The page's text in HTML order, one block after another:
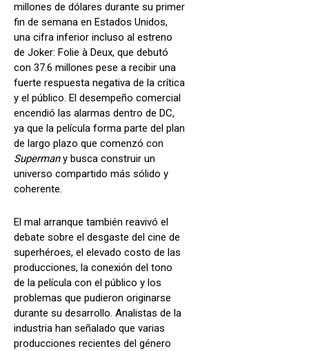
millones de dólares durante su primer
fin de semana en Estados Unidos,
una cifra inferior incluso al estreno
de Joker: Folie à Deux, que debutó
con 37.6 millones pese a recibir una
fuerte respuesta negativa de la crítica
y el público. El desempeño comercial
encendió las alarmas dentro de DC,
ya que la película forma parte del plan
de largo plazo que comenzó con
Supermany busca construir un
universo compartido más sólido y
coherente.
El mal arranque también reavivó el
debate sobre el desgaste del cine de
superhéroes, el elevado costo de las
producciones, la conexión del tono
de la película con el público y los
problemas que pudieron originarse
durante su desarrollo. Analistas de la
industria han señalado que varias
producciones recientes del género